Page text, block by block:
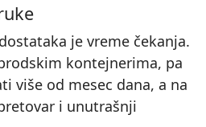
je vreme čekanja.
kontejnerima, pa
više od mesec dana, a na
i unutrašnji